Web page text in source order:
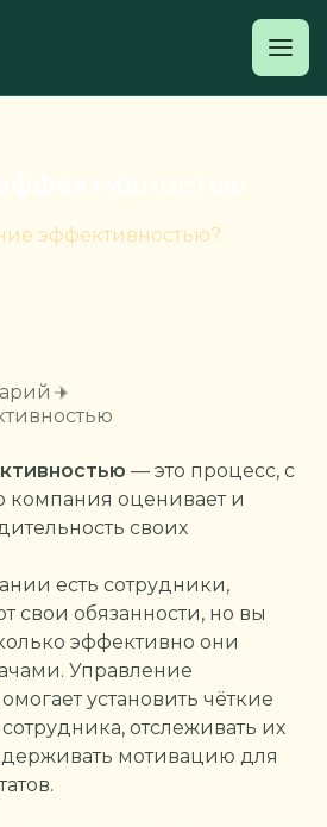
эффективностью?
— это процесс, с
компания оценивает и
своих
есть сотрудники,
свои обязанности, но вы
эффективно они
Управление
установить чёткие
отслеживать их
мотивацию для